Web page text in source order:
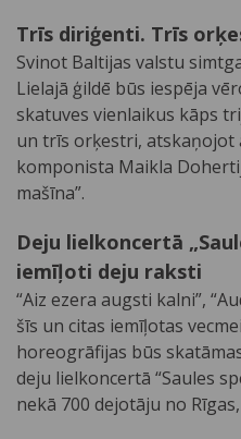
Trīs diriģenti. Trīs
Svinot Baltijas valstu
Lielajā ģildē būs iespēja
skatuves vienlaikus kāps
un trīs orķestri, atskaņojot
komponista Maikla
mašīna”.
Deju lielkoncertā
iemīļoti deju raksti
“Aiz ezera augsti kalni”,
šīs un citas iemīļotas
horeogrāfijas būs
deju lielkoncertā “Saules
nekā 700 dejotāju no